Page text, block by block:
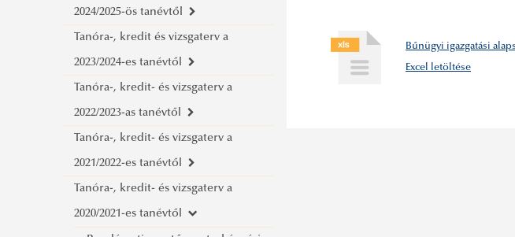
szabályok
Ludovika Fesztivál, Szabadegyetem
Csengetési rend
Kompetencia-kreditelismerés
Erasmus+ kreditelismerés
Precedens határozatok
Hallgatói pénzügyek
Külföldre utazás bejelentése
Bűnügyi alapképzési szak
Rendészeti igazgatási alapképzési
szak
Rendészeti alapképzési szak
Büntetés-végrehajtási alapképzési
szak
Magánbiztonsági alapképzési szak
Pénzügyi rendészeti alapképzési
szak
2024/2025-ös tanévtől
Bűnügyi igazgatási alapképzési szak
Bűnügyi alapképzési szak
Rendészeti igazgatási alapképzési
szak
Rendészeti alapképzési szak
Büntetés-végrehajtási alapképzési
szak
Magánbiztonsági alapképzési szak
Tanóra-, kredit és vizsgaterv a
2023/2024-es tanévtől
Katasztrófavédelem alapszak
Bűnügyi igazgatási alapképzési szak
Bűnügyi alapképzési szak
Rendészeti igazgatási alapképzési
szak
Rendészeti alapképzési szak
Tanóra-, kredit- és vizsgaterv a
2022/2023-as tanévtől
Tűzvédelmi mérnöki alapszak
Katasztrófavédelem alapszak
Bűnügyi igazgatási alapképzési szak
Bűnügyi alapképzési szak
Tanóra-, kredit- és vizsgaterv a
2021/2022-es tanévtől
Bűnügyi igazgatási alapképzési szak
Bűnügyi alapképzési szak
Tanóra-, kredit- és vizsgaterv a
2020/2021-es tanévtől
Bűnügyi igazgatási
Excel letöltése